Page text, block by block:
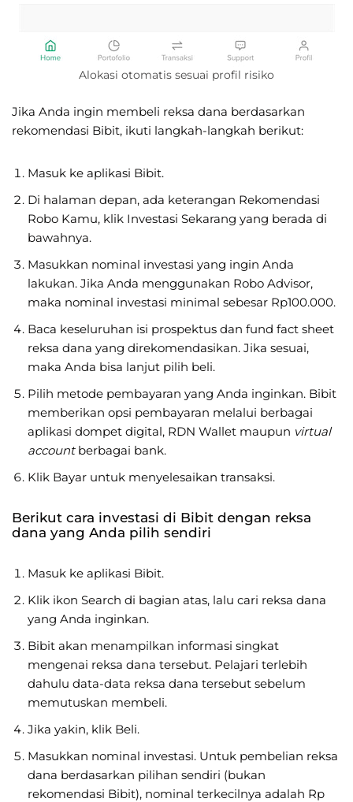
Alokasi otomatis sesuai profil risiko
Jika Anda ingin membeli reksa dana berdasarkan
rekomendasi Bibit, ikuti langkah-langkah berikut:
Masuk ke aplikasi Bibit.
Di halaman depan, ada keterangan Rekomendasi
Robo Kamu, klik Investasi Sekarang yang berada di
bawahnya.
Masukkan nominal investasi yang ingin Anda
lakukan. Jika Anda menggunakan Robo Advisor,
maka nominal investasi minimal sebesar Rp100.000.
Baca keseluruhan isi prospektus dan fund fact sheet
reksa dana yang direkomendasikan. Jika sesuai,
maka Anda bisa lanjut pilih beli.
Pilih metode pembayaran yang Anda inginkan. Bibit
memberikan opsi pembayaran melalui berbagai
aplikasi dompet digital, RDN Wallet maupun virtual
accountberbagai bank.
Klik Bayar untuk menyelesaikan transaksi.
Berikut cara investasi di Bibit dengan reksa
dana yang Anda pilih sendiri
Masuk ke aplikasi Bibit.
Klik ikon Search di bagian atas, lalu cari reksa dana
yang Anda inginkan.
Bibit akan menampilkan informasi singkat
mengenai reksa dana tersebut. Pelajari terlebih
dahulu data-data reksa dana tersebut sebelum
memutuskan membeli.
Jika yakin, klik Beli.
Masukkan nominal investasi. Untuk pembelian reksa
dana berdasarkan pilihan sendiri (bukan
rekomendasi Bibit), nominal terkecilnya adalah Rp